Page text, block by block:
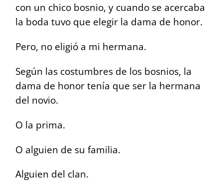
con un chico bosnio, y cuando se acercaba
la boda tuvo que elegir la dama de honor.
Pero, no eligió a mi hermana.
Según las costumbres de los bosnios, la
dama de honor tenía que ser la hermana
del novio.
O la prima.
O alguien de su familia.
Alguien del clan.